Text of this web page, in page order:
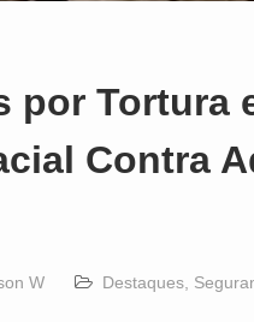
por Tortura
Contra
W Destaques,